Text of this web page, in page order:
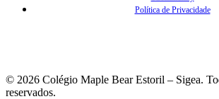
Política de Privacidade
© 2026 Colégio Maple Bear Estoril – Sigea.
reservados.